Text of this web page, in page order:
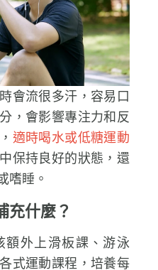
會流很多汗，容易口
，會影響專注力和反
適時喝水或低糖運動
保持良好的狀態，還
額外上滑板課、游泳